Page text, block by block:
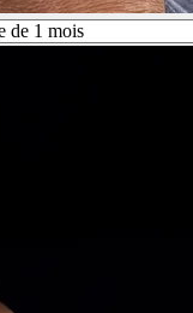
de 1 mois